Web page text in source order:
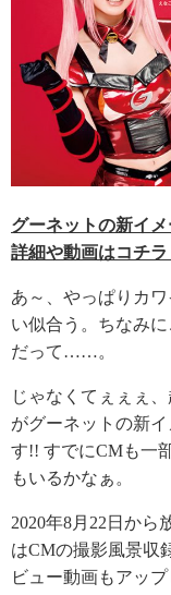
グーネットの新イ
詳細や動画はコチラ
あ～、やっぱりカ
い似合う。ちなみ
だって……。
じゃなくてぇぇぇ
がグーネットの新
す!! すでにCMも一
もいるかなぁ。
2020年8月22日から
はCMの撮影風景収
ビュー動画もアッ